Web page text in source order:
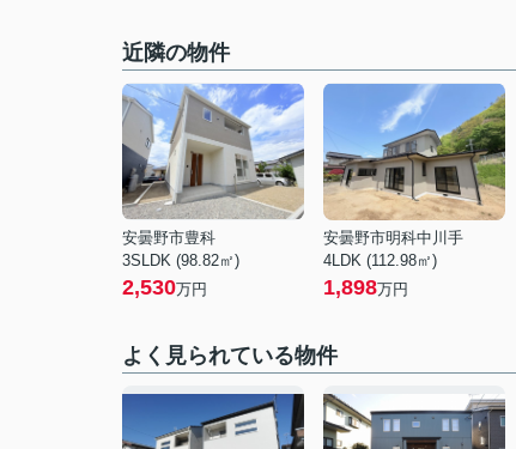
近隣の物件
安曇野市豊科
3SLDK (98.82㎡)
2,530万円
安曇野市明科中川手
4LDK (112.98㎡)
1,898万円
よく見られている物件